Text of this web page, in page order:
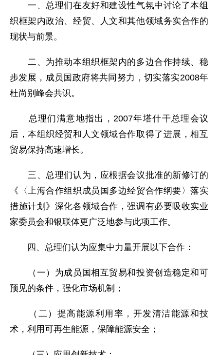
一、总理们在友好和建设性气氛中讨论了本组
织框架内政治、经贸、人文和其他领域务实合作的
现状与前景。
二、为推动本组织框架内的多边合作持续、稳
步发展，成员国政府将共同努力，切实落实2008年
杜尚别峰会共识。
总理们满意地指出，2007年塔什干总理会议
后，本组织经贸和人文领域合作取得了进展，相互
贸易保持高速增长。
三、总理们认为，应根据会议批准的新修订的
《〈上海合作组织成员国多边经贸合作纲要〉落实
措施计划》深化各领域合作，强调有必要吸收实业
家委员会和银联体更广泛地参与此项工作。
四、总理们认为应集中力量开展以下合作：
（一）为成员国相互贸易和投资创造稳定和可
预见的条件，强化市场机制；
（二）提高能源利用率，开发清洁能源和技
术，利用可再生能源，保障能源安全；